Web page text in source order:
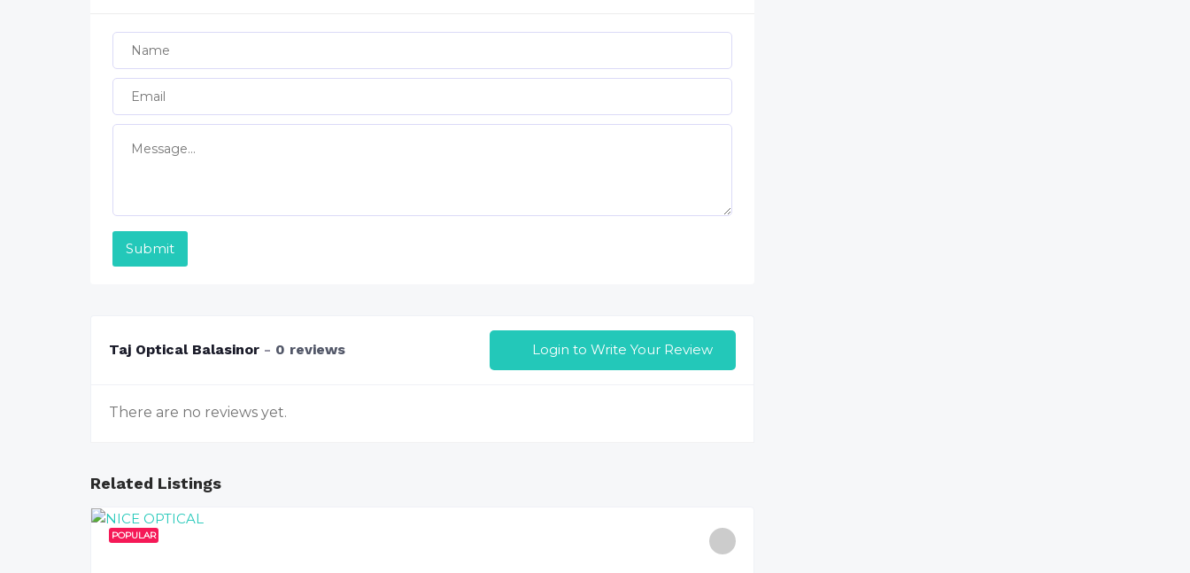
Submit
Taj Optical Balasinor 0 reviews Login to Write Your Review
There are no reviews yet.
Related Listings
POPULAR